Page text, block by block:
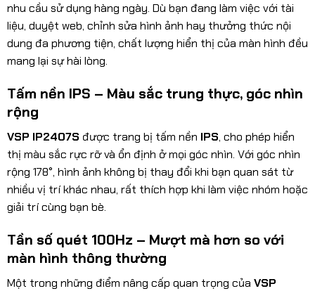
nhu cầu sử dụng hàng ngày. Dù bạn đang làm việc với tài
liệu, duyệt web, chỉnh sửa hình ảnh hay thưởng thức nội
dung đa phương tiện, chất lượng hiển thị của màn hình đều
mang lại sự hài lòng.
Tấm nền IPS – Màu sắc trung thực, góc nhìn
rộng
VSP IP2407S được trang bị tấm nền IPS, cho phép hiển
thị màu sắc rực rỡ và ổn định ở mọi góc nhìn. Với góc nhìn
rộng 178°, hình ảnh không bị thay đổi khi bạn quan sát từ
nhiều vị trí khác nhau, rất thích hợp khi làm việc nhóm hoặc
giải trí cùng bạn bè.
Tần số quét 100Hz – Mượt mà hơn so với
màn hình thông thường
Một trong những điểm nâng cấp quan trọng của VSP